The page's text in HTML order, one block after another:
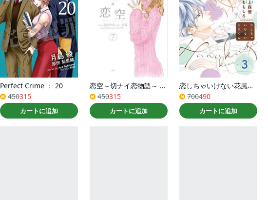
Perfect Crime ： 20
450315
カートに追加
恋空～切ナイ恋物語～ ： 7
450315
カートに追加
恋しちゃいけない花風くん ： 3
700490
カートに追加